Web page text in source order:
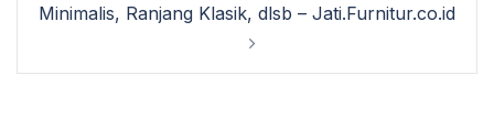
Minimalis, Ranjang Klasik, dlsb – Jati.Furnitur.co.id